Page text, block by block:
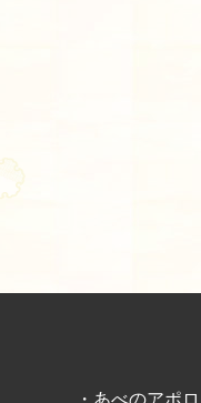
・あべのアポ